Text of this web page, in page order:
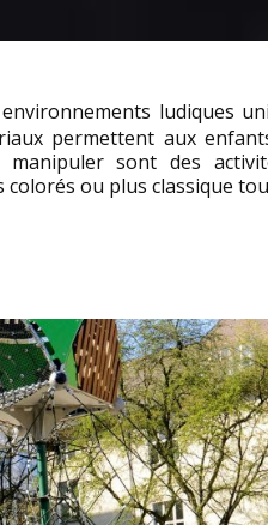
ludiques
permettent aux
sont des
ou plus classique